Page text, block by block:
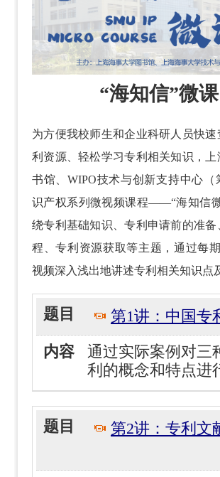
“海知信”微课
为方便我校师生和企业科研人员快
利资源、轻松学习专利相关知识，上
书馆、WIPO技术与创新支持中心（
识产权系列微视频课程——“海知信
绕专利基础知识、专利申请前的准
程、专利资源获取等主题，通过每
视频深入浅出地讲述专利相关知识点
第1讲：中国专
通过实际案例对三
利的概念和特点进
第2讲：专利文